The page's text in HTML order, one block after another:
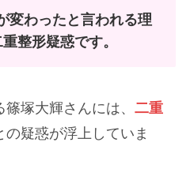
変わったと言われる理
整形疑惑です。
塚大輝さんには、 二重
の疑惑が浮上していま